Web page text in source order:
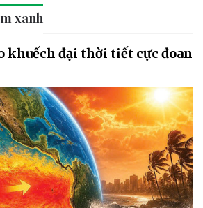
xanh
khuếch đại thời tiết cực đoan